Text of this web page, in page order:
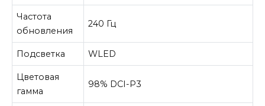
Частота
обновления
240 Гц
Подсветка WLED
Цветовая
гамма
98% DCI-P3